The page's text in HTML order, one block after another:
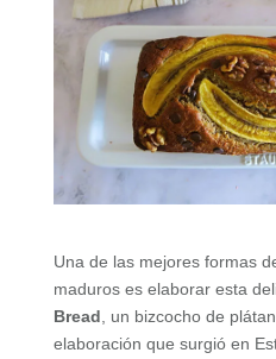
Una de las mejores formas
maduros es elaborar esta
Bread , un bizcocho de
elaboración que surgió en